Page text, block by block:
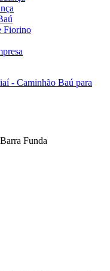
Fiorino
Funda